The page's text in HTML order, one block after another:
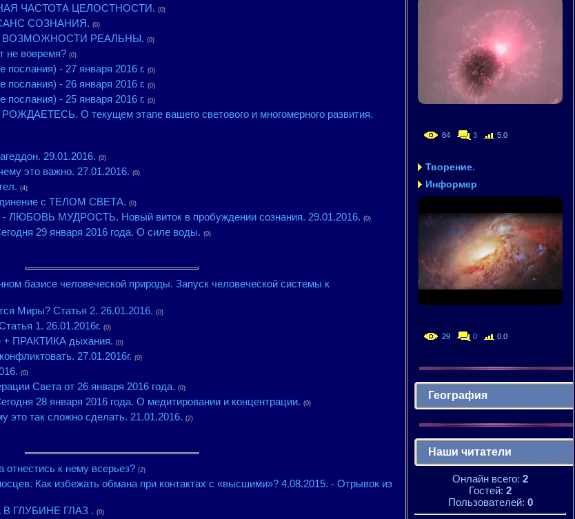
ЧАСТОТА ЦЕЛОСТНОСТИ. (0)
СОЗНАНИЯ. (0)
ВОЗМОЖНОСТИ РЕАЛЬНЫ. (0)
не вовремя? (0)
- 27 января 2016 г. (0)
- 26 января 2016 г. (0)
- 25 января 2016 г. (0)
О текущем этапе вашего светового и многомерного развития.
29.01.2016. (0)
это важно. 27.01.2016. (0)
(4)
с ТЕЛОМ СВЕТА. (0)
- ЛЮБОВЬ МУДРОСТЬ. Новый виток в пробуждении сознания. 29.01.2016. (0)
29 января 2016 года. О силе воды. (0)
базисе человеческой природы. Запуск человеческой системы к
Миры? Статья 2. 26.01.2016. (0)
1. 26.01.2016г. (0)
+ ПРАКТИКА дыхания. (0)
27.01.2016г. (0)
(0)
Света от 26 января 2016 года. (0)
28 января 2016 года. О медитировании и концентрации. (0)
это так сложно сделать. 21.01.2016. (2)
отнестись к нему всерьез? (2)
Как избежать обмана при контактах с «высшими»? 4.08.2015. - Отрывок из
В ГЛУБИНЕ ГЛАЗ . (0)
84 3 5.0
Творение.
Информер
29 0 0.0
География
Наши читатели
Онлайн всего: 2
Гостей: 2
Пользователей: 0